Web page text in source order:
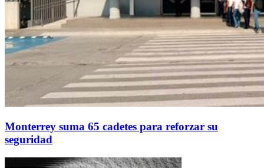
Monterrey suma 65 cadetes para reforzar su
seguridad